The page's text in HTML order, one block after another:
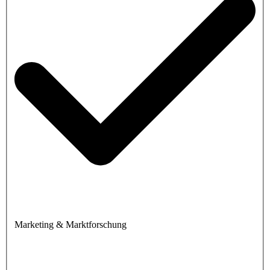
Marketing & Marktforschung